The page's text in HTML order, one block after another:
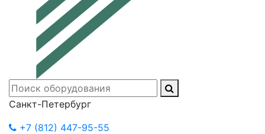
Санкт-Петербург
+7 (812) 447-95-55